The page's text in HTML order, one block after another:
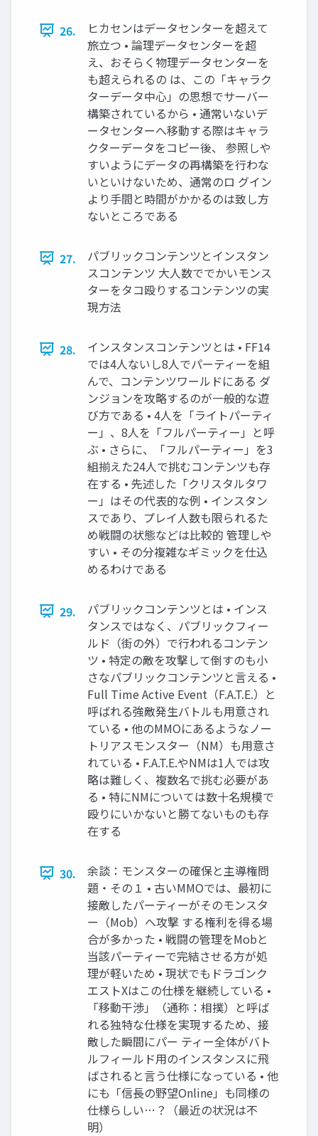
26.
ヒカセンはデータセンターを超えて
旅立つ • 論理データセンターを超
え、おそらく物理データセンターを
も超えられるの は、この「キャラク
ターデータ中心」の思想でサーバー
構築されているから • 通常いないデ
ータセンターへ移動する際はキャラ
クターデータをコピー後、 参照しや
すいようにデータの再構築を行わな
いといけないため、通常のロ グイン
より手間と時間がかかるのは致し方
ないところである
27.
パブリックコンテンツとインスタン
スコンテンツ 大人数ででかいモンス
ターをタコ殴りするコンテンツの実
現方法
28.
インスタンスコンテンツとは • FF14
では4人ないし8人でパーティーを組
んで、コンテンツワールドにある ダ
ンジョンを攻略するのが一般的な遊
び方である • 4人を「ライトパーティ
ー」、8人を「フルパーティー」と呼
ぶ • さらに、「フルパーティー」を3
組揃えた24人で挑むコンテンツも存
在する • 先述した「クリスタルタワ
ー」はその代表的な例 • インスタン
スであり、プレイ人数も限られるた
め戦闘の状態などは比較的 管理しや
すい • その分複雑なギミックを仕込
めるわけである
29.
パブリックコンテンツとは • インス
タンスではなく、パブリックフィー
ルド（街の外）で行われるコンテン
ツ • 特定の敵を攻撃して倒すのも小
さなパブリックコンテンツと言える •
Full Time Active Event（F.A.T.E.）と
呼ばれる強敵発生バトルも用意され
ている • 他のMMOにあるようなノー
トリアスモンスター（NM）も用意さ
れている • F.A.T.E.やNMは1人では攻
略は難しく、複数名で挑む必要があ
る • 特にNMについては数十名規模で
殴りにいかないと勝てないものも存
在する
30.
余談：モンスターの確保と主導権問
題・その１ • 古いMMOでは、最初に
接敵したパーティーがそのモンスタ
ー（Mob）へ攻撃 する権利を得る場
合が多かった • 戦闘の管理をMobと
当該パーティーで完結させる方が処
理が軽いため • 現状でもドラゴンク
エストXはこの仕様を継続している •
「移動干渉」（通称：相撲）と呼ば
れる独特な仕様を実現するため、接
敵した瞬間にパー ティー全体がバト
ルフィールド用のインスタンスに飛
ばされると言う仕様になっている • 他
にも「信長の野望Online」も同様の
仕様らしい…？（最近の状況は不
明）